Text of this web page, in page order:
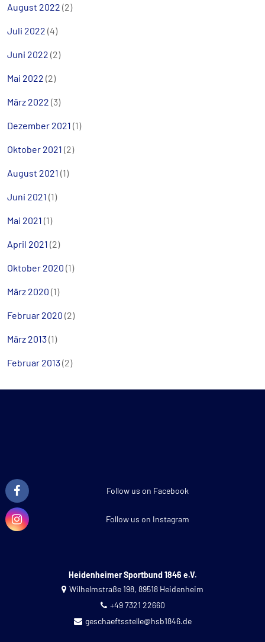
August 2022 (2)
Juli 2022 (4)
Juni 2022 (2)
Mai 2022 (2)
März 2022 (3)
Dezember 2021 (1)
Oktober 2021 (2)
August 2021 (1)
Juni 2021 (1)
Mai 2021 (1)
April 2021 (2)
Oktober 2020 (1)
März 2020 (1)
Februar 2020 (2)
März 2013(1)
Februar 2013(2)
Follow us on Facebook
Follow us on Instagram
Heidenheimer Sportbund 1846 e.V.
Wilhelmstraße 198, 89518 Heidenheim
+49 7321 22660
geschaeftsstelle@hsb1846.de